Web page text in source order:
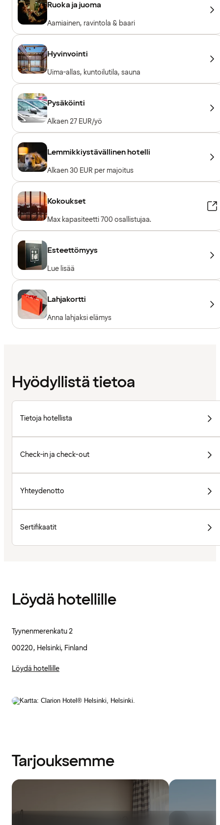
Ruoka ja juoma
Aamiainen, ravintola & baari
Hyvinvointi
Uima-allas, kuntoilutila, sauna
Pysäköinti
Alkaen 27 EUR/yö
Lemmikkiystävällinen hotelli
Alkaen 30 EUR per majoitus
Kokoukset
Max kapasiteetti 700 osallistujaa.
Esteettömyys
Lue lisää
Lahjakortti
Anna lahjaksi elämys
Hyödyllistä tietoa
Tietoja hotellista
Check-in ja check-out
Yhteydenotto
Sertifikaatit
Löydä hotellille
Tyynenmerenkatu 2
00220, Helsinki, Finland
Löydä hotellille
Tarjouksemme